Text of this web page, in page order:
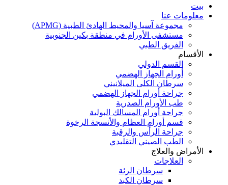
بيت
معلومات عنا
مجموعة آسيا والمحيط الهادئ الطبية (APMG)
مستشفى الأورام في منطقة بكين الجنوبية
الفريق الطبي
الأقسام
القسم الدولي
أورام الجهاز الهضمي
سرطان الكلى الميلانيني
جراحة أورام الجهاز الهضمي
طب الأورام الصدرية
جراحة أورام المسالك البولية
قسم أورام العظام والأنسجة الرخوة
جراحة الرأس والرقبة
الطب الصيني التقليدي
الأمراض والعلاج
العلاجات
سرطان الرئة
سرطان الكبد